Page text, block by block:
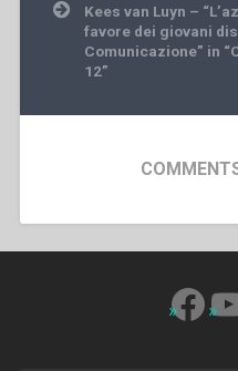
Kees van Luyn –
favore dei giovani
Comunicazione” in
12”